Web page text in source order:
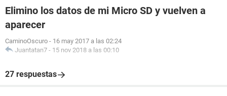
Elimino los datos de mi Micro SD y vuelven a
aparecer
CaminoOscuro - 16 may 2017 a las 02:24
Juantatan7 - 15 nov 2018 a las 00:10
27 respuestas